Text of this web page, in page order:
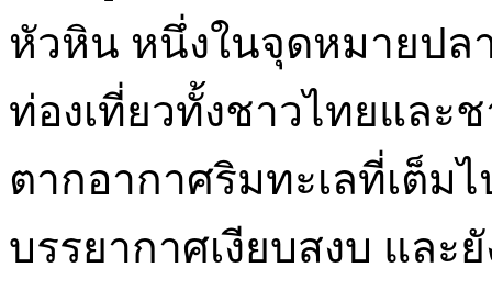
หัวหิน หนึ่งในจุดหมายปล
ท่องเที่ยวทั้งชาวไทยและ
ตากอากาศริมทะเลที่เต็ม
บรรยากาศเงียบสงบ แล